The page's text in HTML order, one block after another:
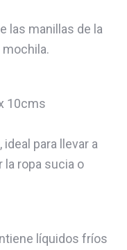
las manillas de la
mochila.
10cms
para llevar a
la ropa sucia o
líquidos fríos